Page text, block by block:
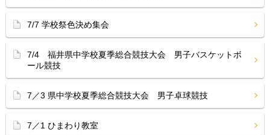
7/7 学校祭色決め集会
7/4 福井県中学校夏季総合競技大会 男子バスケットボ
ール競技
7／3 県中学校夏季総合競技大会 男子卓球競技
7／1 ひまわり教室